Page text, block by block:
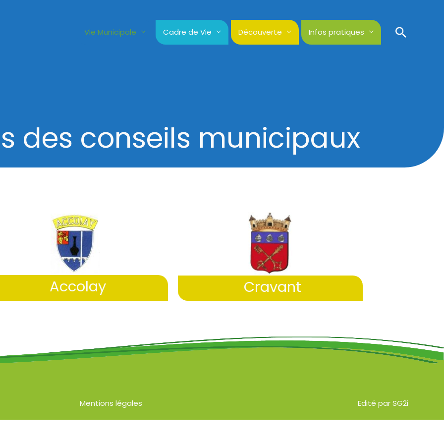
Vie Municipale Cadre de Vie Découverte Infos pratiques
des conseils municipaux
Accolay Cravant
Mentions légales Edité par SG2i